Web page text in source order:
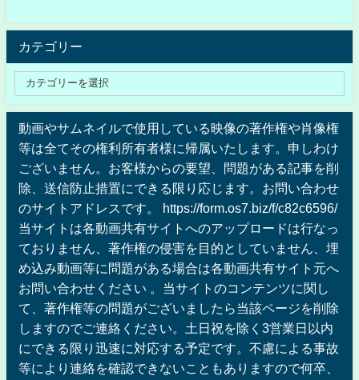
カテゴリー
動画やサムネイルで使用している映像の著作権や肖像権
等は全てその権利所有者様に帰属いたします。申しわけ
ございません。お客様からの要望、問題がある記事を削
除、送信防止措置にできる限り応じます。お問い合わせ
のサイトアドレスです。 https://form.os7.biz/f/c82c6596/
当サイトは各動画共有サイトへのアップロードは行なっ
ておりません、著作権の侵害を目的としていません、埋
め込み動画等に問題がある場合は各動画共有サイト元へ
お問い合わせください 。当サイトのコンテンツに関し
て、著作権等の問題がございましたら当該ページを削除
しますのでご連絡ください。土日祝を除く3営業日以内
にできる限り迅速に対応する予定です。不慮による事故
等により連絡を確認できないこともありますので何卒、